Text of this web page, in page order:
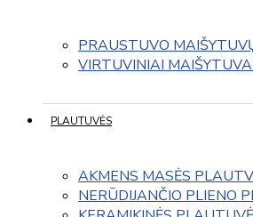
PRAUSTUVO
VIRTUVINIAI
PLAUTUVĖS
AKMENS MASĖS
NERŪDIJANČIO PLIENO